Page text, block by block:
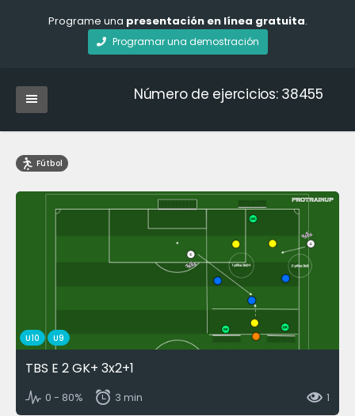
Programe una presentación en línea gratuita.
Programar una demostración
Número de ejercicios: 38455
Fútbol
U10 U9
TBS E 2 GK+ 3x2+1
0 - 80% 3 min 1